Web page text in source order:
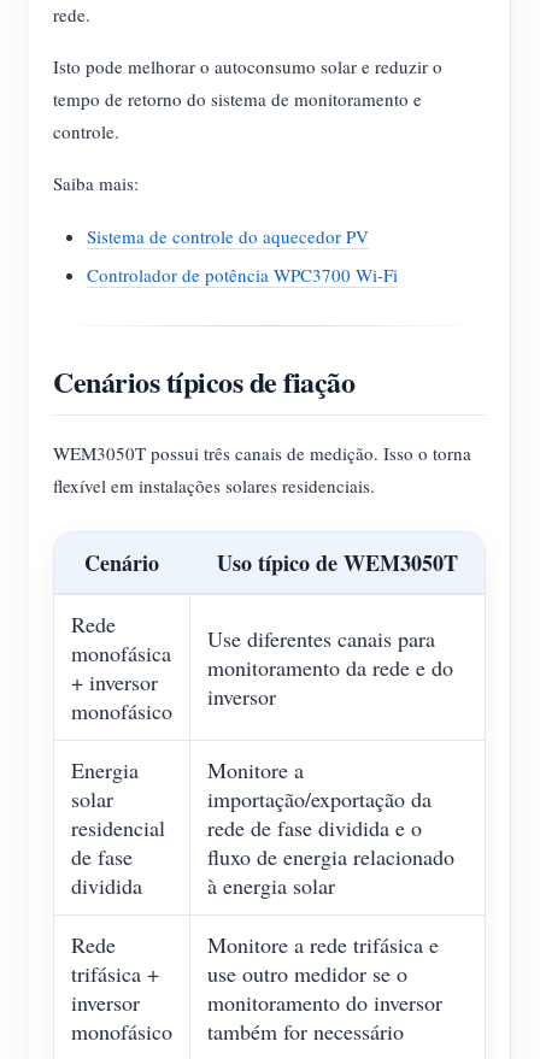
rede.
Isto pode melhorar o autoconsumo solar e reduzir o
tempo de retorno do sistema de monitoramento e
controle.
Saiba mais:
Sistema de controle do aquecedor PV
Controlador de potência WPC3700 Wi-Fi
Cenários típicos de fiação
WEM3050T possui três canais de medição. Isso o torna
flexível em instalações solares residenciais.
Cenário Uso típico de WEM3050T
Rede
monofásica
+ inversor
monofásico
Use diferentes canais para
monitoramento da rede e do
inversor
Energia
solar
residencial
de fase
dividida
Monitore a
importação/exportação da
rede de fase dividida e o
fluxo de energia relacionado
à energia solar
Rede
trifásica +
inversor
monofásico
Monitore a rede trifásica e
use outro medidor se o
monitoramento do inversor
também for necessário